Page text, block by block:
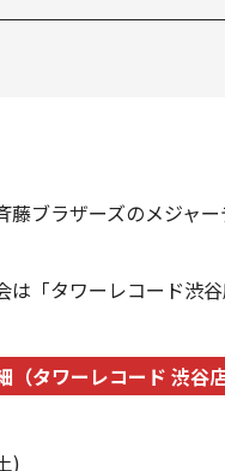
藤ブラザーズのメジャ
「タワーレコード渋
タワーレコード 渋谷
)